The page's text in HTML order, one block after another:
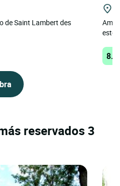
de Saint Lambert des
este
reservados 3